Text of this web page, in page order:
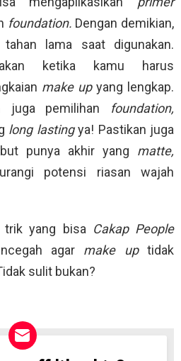
foundation. Dengan demikian,
lama saat digunakan.
ketika kamu harus
make up yang lengkap.
juga pemilihan foundation,
long lastingya! Pastikan juga
punya akhir yang matte,
potensi riasan wajah
trik yang bisa Cakap People
agar make uptidak
sulit bukan?